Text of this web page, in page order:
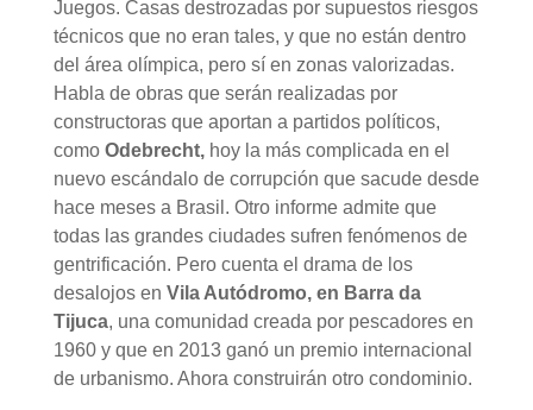
Juegos. Casas destrozadas por supuestos riesgos
técnicos que no eran tales, y que no están dentro
del área olímpica, pero sí en zonas valorizadas.
Habla de obras que serán realizadas por
constructoras que aportan a partidos políticos,
como Odebrecht,hoy la más complicada en el
nuevo escándalo de corrupción que sacude desde
hace meses a Brasil. Otro informe admite que
todas las grandes ciudades sufren fenómenos de
gentrificación. Pero cuenta el drama de los
desalojos en Vila Autódromo, en Barra da
Tijuca, una comunidad creada por pescadores en
1960 y que en 2013 ganó un premio internacional
de urbanismo. Ahora construirán otro condominio.